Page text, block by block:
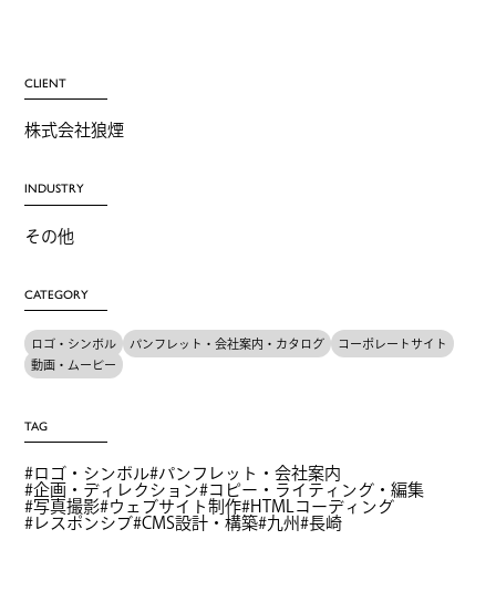
CLIENT
株式会社狼煙
INDUSTRY
その他
CATEGORY
ロゴ・シンボル パンフレット・会社案内・カタログ
コーポレートサイト
動画・ムービー
TAG
ロゴ・シンボル
パンフレット・会社案内
企画・ディレクション
コピー・ライティング・編集
写真撮影
ウェブサイト制作
HTMLコーディング
レスポンシブ CMS設計・構築 九州 長崎